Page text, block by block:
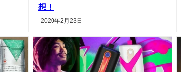
想！
2020年2月23日